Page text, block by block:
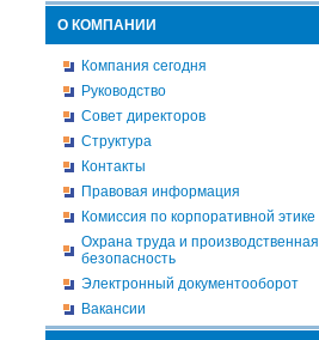
О КОМПАНИИ
Компания сегодня
Руководство
Совет директоров
Структура
Контакты
Правовая информация
Комиссия по корпоративной этике
Охрана труда и производственная
безопасность
Электронный документооборот
Вакансии